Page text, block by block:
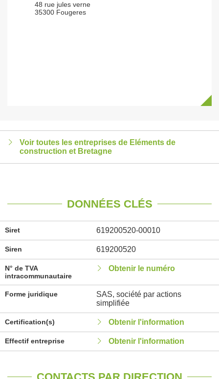
48 rue jules verne
35300 Fougeres
Voir toutes les entreprises de Eléments de
construction et Bretagne
DONNÉES CLÉS
Siret 619200520-00010
Siren 619200520
N° de TVA
intracommunautaire
Obtenir le numéro
Forme juridique
SAS, société par actions
simplifiée
Certification(s) Obtenir l'information
Effectif entreprise Obtenir l'information